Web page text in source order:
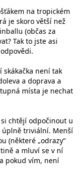
na tropickém
je skoro větší než
(občas za
Tak to jste asi
skákačka není tak
a doprava a
místa je nechat
chtějí odpočinout u
úplně triviální. Menší
(některé „odrazy“
a mluví se v ní
pokud vím, není